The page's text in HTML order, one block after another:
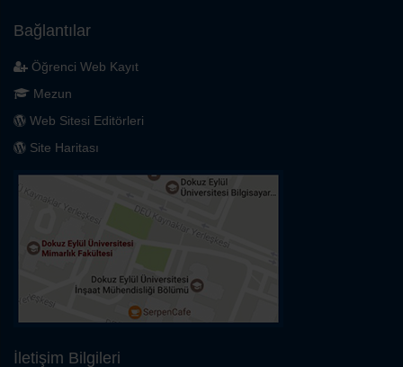
Bağlantılar
Öğrenci Web Kayıt
Mezun
Web Sitesi Editörleri
Site Haritası
İletişim Bilgileri